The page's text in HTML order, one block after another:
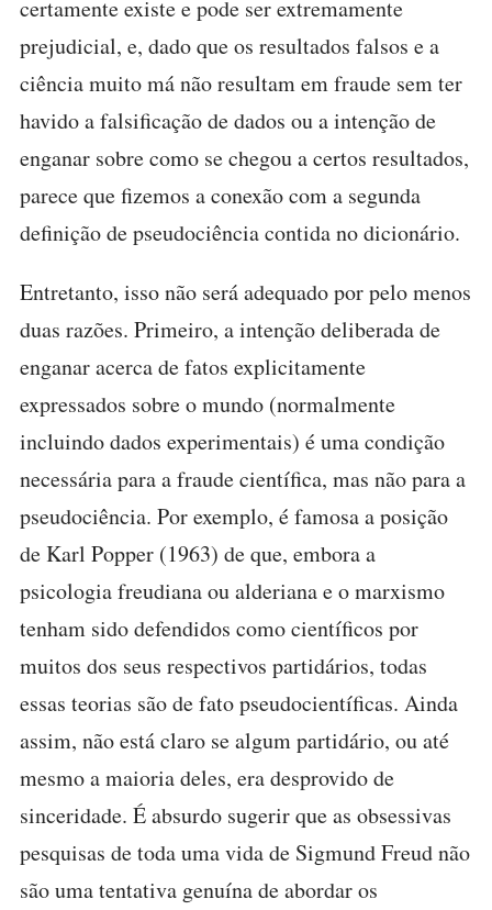
certamente existe e pode ser extremamente
prejudicial, e, dado que os resultados falsos e a
ciência muito má não resultam em fraude sem ter
havido a falsificação de dados ou a intenção de
enganar sobre como se chegou a certos resultados,
parece que fizemos a conexão com a segunda
definição de pseudociência contida no dicionário.
Entretanto, isso não será adequado por pelo menos
duas razões. Primeiro, a intenção deliberada de
enganar acerca de fatos explicitamente
expressados sobre o mundo (normalmente
incluindo dados experimentais) é uma condição
necessária para a fraude científica, mas não para a
pseudociência. Por exemplo, é famosa a posição
de Karl Popper (1963) de que, embora a
psicologia freudiana ou alderiana e o marxismo
tenham sido defendidos como científicos por
muitos dos seus respectivos partidários, todas
essas teorias são de fato pseudocientíficas. Ainda
assim, não está claro se algum partidário, ou até
mesmo a maioria deles, era desprovido de
sinceridade. É absurdo sugerir que as obsessivas
pesquisas de toda uma vida de Sigmund Freud não
são uma tentativa genuína de abordar os